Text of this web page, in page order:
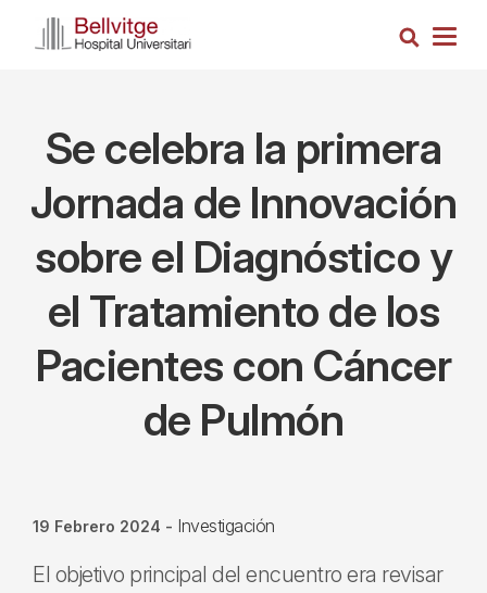
Busca
Se celebra la primera
Jornada de Innovación
sobre el Diagnóstico y
el Tratamiento de los
Pacientes con Cáncer
de Pulmón
19 Febrero 2024 - Investigación
El objetivo principal del encuentro era revisar